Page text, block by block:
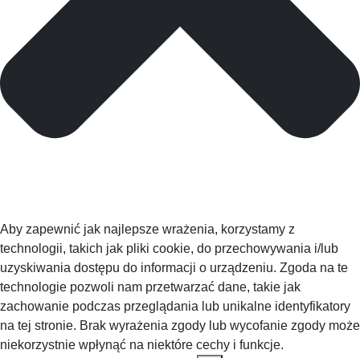
Aby zapewnić jak najlepsze wrażenia, korzystamy z
technologii, takich jak pliki cookie, do przechowywania i/lub
uzyskiwania dostępu do informacji o urządzeniu. Zgoda na te
technologie pozwoli nam przetwarzać dane, takie jak
zachowanie podczas przeglądania lub unikalne identyfikatory
na tej stronie. Brak wyrażenia zgody lub wycofanie zgody może
niekorzystnie wpłynąć na niektóre cechy i funkcje.